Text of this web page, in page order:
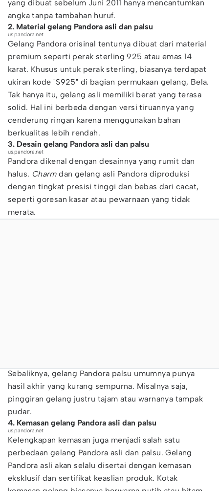
yang dibuat sebelum Juni 2011 hanya mencantumkan
angka tanpa tambahan huruf.
2. Material gelang Pandora asli dan palsu
us.pandora.net
Gelang Pandora orisinal tentunya dibuat dari material
premium seperti perak sterling 925 atau emas 14
karat. Khusus untuk perak sterling, biasanya terdapat
ukiran kode "S925" di bagian permukaan gelang, Bela.
Tak hanya itu, gelang asli memiliki berat yang terasa
solid. Hal ini berbeda dengan versi tiruannya yang
cenderung ringan karena menggunakan bahan
berkualitas lebih rendah.
3. Desain gelang Pandora asli dan palsu
us.pandora.net
Pandora dikenal dengan desainnya yang rumit dan
halus. Charmdan gelang asli Pandora diproduksi
dengan tingkat presisi tinggi dan bebas dari cacat,
seperti goresan kasar atau pewarnaan yang tidak
merata.
Sebaliknya, gelang Pandora palsu umumnya punya
hasil akhir yang kurang sempurna. Misalnya saja,
pinggiran gelang justru tajam atau warnanya tampak
pudar.
4. Kemasan gelang Pandora asli dan palsu
us.pandora.net
Kelengkapan kemasan juga menjadi salah satu
perbedaan gelang Pandora asli dan palsu. Gelang
Pandora asli akan selalu disertai dengan kemasan
eksklusif dan sertifikat keaslian produk. Kotak